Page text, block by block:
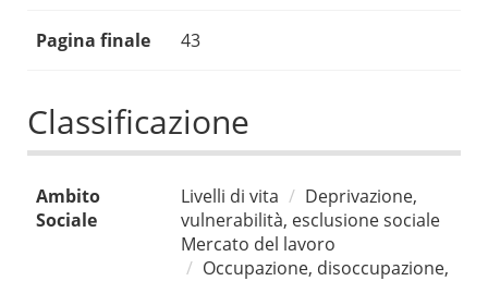
Pagina finale 43
Classificazione
Ambito
Sociale
Livelli di vita
Deprivazione,
vulnerabilità, esclusione sociale
Mercato del lavoro
Occupazione, disoccupazione,